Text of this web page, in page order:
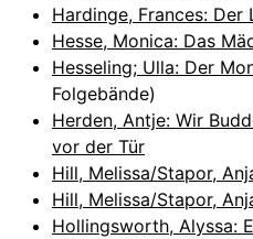
Hardinge, Frances: Der
Hesse, Monica: Das
Hesseling; Ulla: Der
Folgebände)
Herden, Antje: Wir
vor der Tür
Hill, Melissa/Stapor,
Hill, Melissa/Stapor,
Hollingsworth, Alyssa: